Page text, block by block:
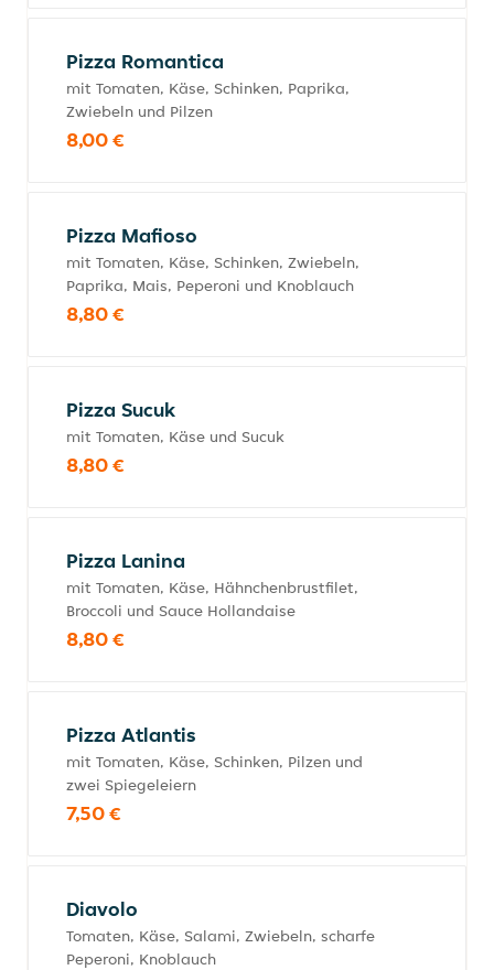
Pizza Romantica
mit Tomaten, Käse, Schinken, Paprika,
Zwiebeln und Pilzen
8,00 €
Pizza Mafioso
mit Tomaten, Käse, Schinken, Zwiebeln,
Paprika, Mais, Peperoni und Knoblauch
8,80 €
Pizza Sucuk
mit Tomaten, Käse und Sucuk
8,80 €
Pizza Lanina
mit Tomaten, Käse, Hähnchenbrustfilet,
Broccoli und Sauce Hollandaise
8,80 €
Pizza Atlantis
mit Tomaten, Käse, Schinken, Pilzen und
zwei Spiegeleiern
7,50 €
Diavolo
Tomaten, Käse, Salami, Zwiebeln, scharfe
Peperoni, Knoblauch